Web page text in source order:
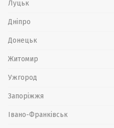
Луцьк
Дніпро
Донецьк
Житомир
Ужгород
Запоріжжя
Івано-Франківськ